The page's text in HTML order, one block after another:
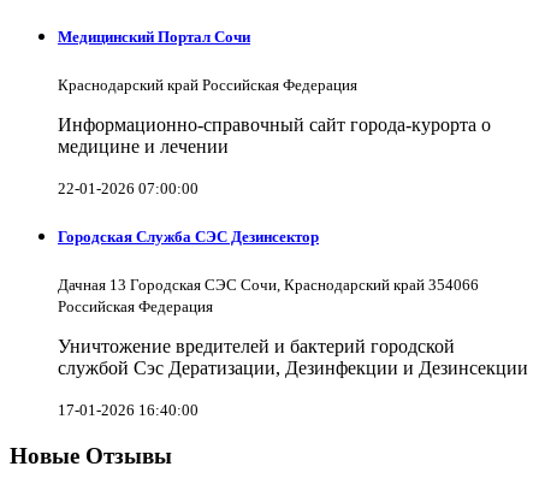
Медицинский Портал Сочи
Краснодарский край Российская Федерация
Информационно-справочный сайт города-курорта о
медицине и лечении
22-01-2026 07:00:00
Городская Служба СЭС Дезинсектор
Дачная 13 Городская СЭС Сочи, Краснодарский край 354066
Российская Федерация
Уничтожение вредителей и бактерий городской
службой Сэс Дератизации, Дезинфекции и Дезинсекции
17-01-2026 16:40:00
Новые Отзывы